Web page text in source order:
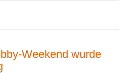
Weekend wurde